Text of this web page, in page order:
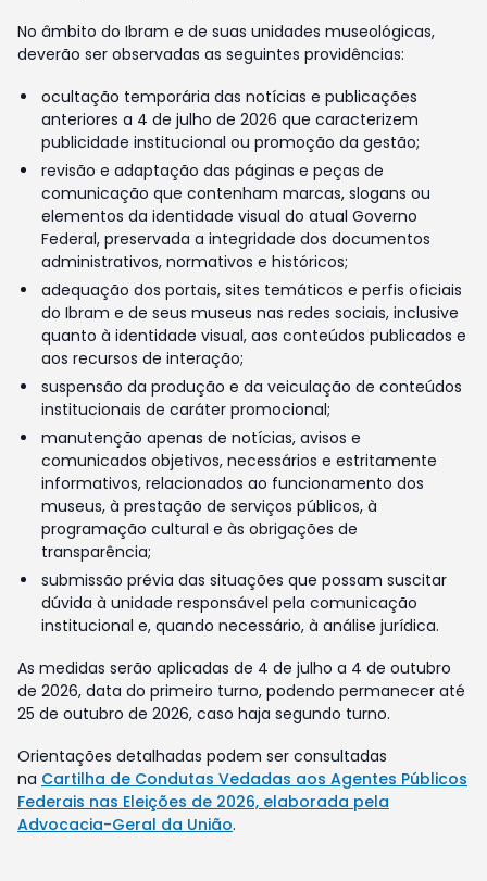
No âmbito do Ibram e de suas unidades museológicas,
deverão ser observadas as seguintes providências:
ocultação temporária das notícias e publicações
anteriores a 4 de julho de 2026 que caracterizem
publicidade institucional ou promoção da gestão;
revisão e adaptação das páginas e peças de
comunicação que contenham marcas, slogans ou
elementos da identidade visual do atual Governo
Federal, preservada a integridade dos documentos
administrativos, normativos e históricos;
adequação dos portais, sites temáticos e perfis oficiais
do Ibram e de seus museus nas redes sociais, inclusive
quanto à identidade visual, aos conteúdos publicados e
aos recursos de interação;
suspensão da produção e da veiculação de conteúdos
institucionais de caráter promocional;
manutenção apenas de notícias, avisos e
comunicados objetivos, necessários e estritamente
informativos, relacionados ao funcionamento dos
museus, à prestação de serviços públicos, à
programação cultural e às obrigações de
transparência;
submissão prévia das situações que possam suscitar
dúvida à unidade responsável pela comunicação
institucional e, quando necessário, à análise jurídica.
As medidas serão aplicadas de 4 de julho a 4 de outubro
de 2026, data do primeiro turno, podendo permanecer até
25 de outubro de 2026, caso haja segundo turno.
Orientações detalhadas podem ser consultadas
na Cartilha de Condutas Vedadas aos Agentes Públicos
Federais nas Eleições de 2026, elaborada pela
Advocacia-Geral da União.